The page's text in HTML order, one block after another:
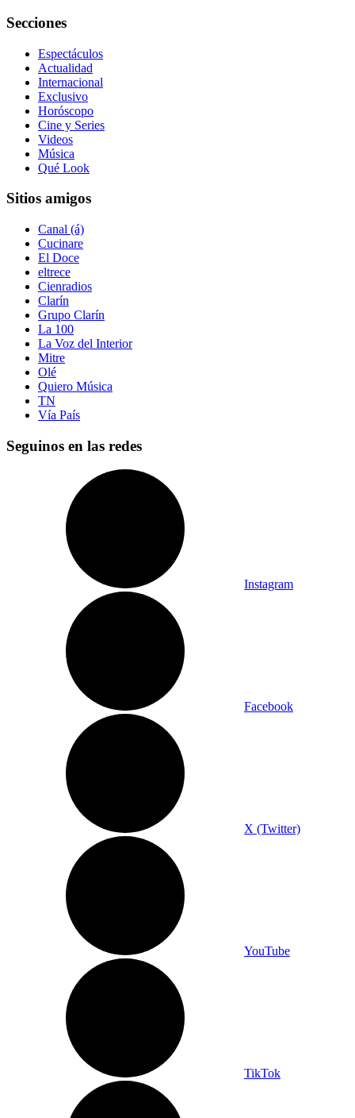
Secciones
Espectáculos
Actualidad
Internacional
Exclusivo
Horóscopo
Cine y Series
Videos
Música
Qué Look
Sitios amigos
Canal (á)
Cucinare
El Doce
eltrece
Cienradios
Clarín
Grupo Clarín
La 100
La Voz del Interior
Mitre
Olé
Quiero Música
TN
Vía País
Seguinos en las redes
Instagram
Facebook
X (Twitter)
YouTube
TikTok